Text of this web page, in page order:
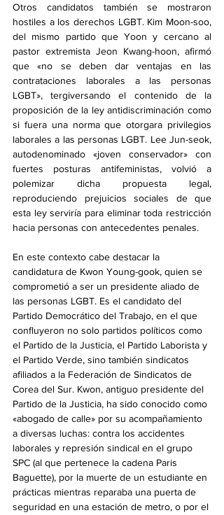
Otros candidatos también se mostraron
hostiles a los derechos LGBT. Kim Moon-soo,
del mismo partido que Yoon y cercano al
pastor extremista Jeon Kwang-hoon, afirmó
que «no se deben dar ventajas en las
contrataciones laborales a las personas
LGBT», tergiversando el contenido de la
proposición de la ley antidiscriminación como
si fuera una norma que otorgara privilegios
laborales a las personas LGBT. Lee Jun-seok,
autodenominado «joven conservador» con
fuertes posturas antifeministas, volvió a
polemizar dicha propuesta legal,
reproduciendo prejuicios sociales de que
esta ley serviría para eliminar toda restricción
hacia personas con antecedentes penales.
En este contexto cabe destacar la
candidatura de Kwon Young-gook, quien se
comprometió a ser un presidente aliado de
las personas LGBT. Es el candidato del
Partido Democrático del Trabajo, en el que
confluyeron no solo partidos políticos como
el Partido de la Justicia, el Partido Laborista y
el Partido Verde, sino también sindicatos
afiliados a la Federación de Sindicatos de
Corea del Sur. Kwon, antiguo presidente del
Partido de la Justicia, ha sido conocido como
«abogado de calle» por su acompañamiento
a diversas luchas: contra los accidentes
laborales y represión sindical en el grupo
SPC (al que pertenece la cadena Paris
Baguette), por la muerte de un estudiante en
prácticas mientras reparaba una puerta de
seguridad en una estación de metro, o por el